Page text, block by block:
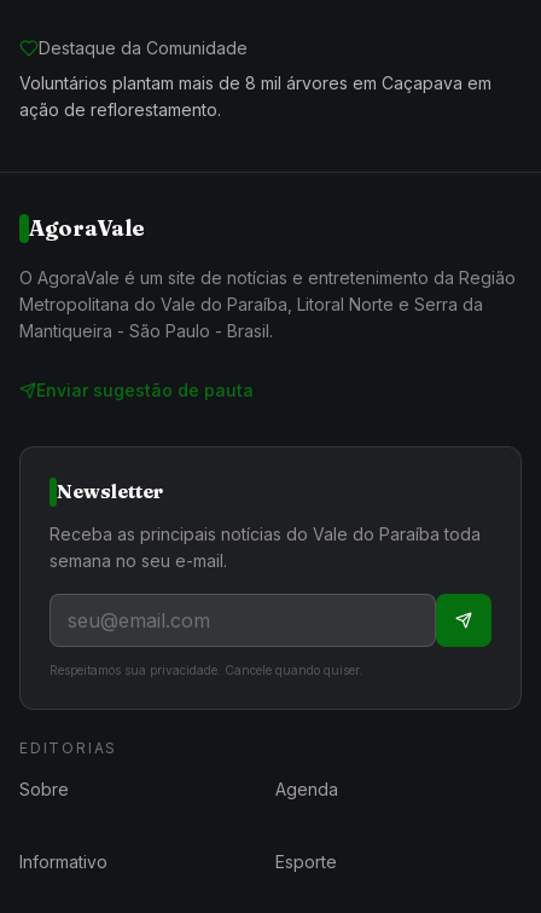
Destaque da Comunidade
Voluntários plantam mais de 8 mil árvores em Caçapava em
ação de reflorestamento.
AgoraVale
O AgoraVale é um site de notícias e entretenimento da Região
Metropolitana do Vale do Paraíba, Litoral Norte e Serra da
Mantiqueira - São Paulo - Brasil.
Enviar sugestão de pauta
Newsletter
Receba as principais notícias do Vale do Paraíba toda
semana no seu e-mail.
Respeitamos sua privacidade. Cancele quando quiser.
EDITORIAS
Sobre Agenda
Informativo Esporte